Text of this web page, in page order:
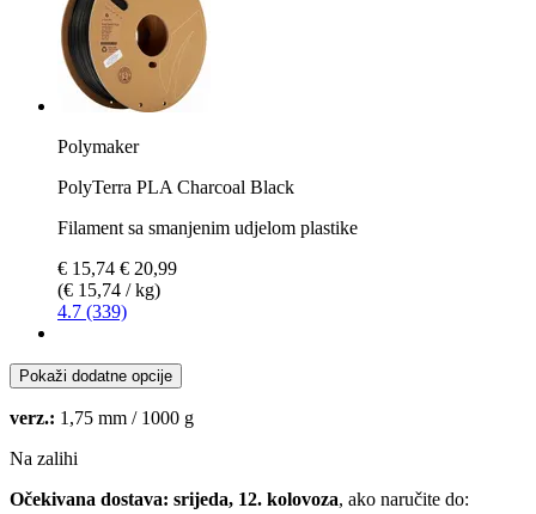
Polymaker
PolyTerra PLA Charcoal Black
Filament sa smanjenim udjelom plastike
€ 15,74 € 20,99
(€ 15,74 / kg)
4.7 (339)
Pokaži dodatne opcije
verz.: 1,75 mm / 1000 g
Na zalihi
Očekivana dostava: srijeda, 12. kolovoza, ako naručite do: